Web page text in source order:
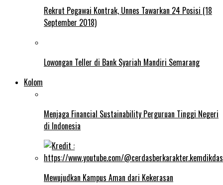
Rekrut Pegawai Kontrak, Unnes Tawarkan 24 Posisi (18
September 2018)
Lowongan Teller di Bank Syariah Mandiri Semarang
Kolom
Menjaga Financial Sustainability Perguruan Tinggi Negeri
di Indonesia
Mewujudkan Kampus Aman dari Kekerasan